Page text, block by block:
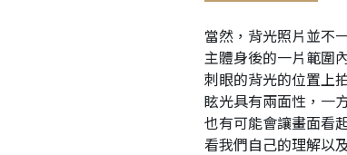
當然，背光照片並不
主體身後的一片範圍
刺眼的背光的位置上
眩光具有兩面性，一
也有可能會讓畫面看
看我們自己的理解以